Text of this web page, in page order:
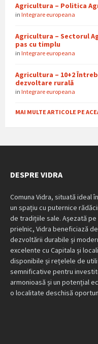
Agricultura – Politica
in Integrare europeana
Agricultura – Sectorul
pas cu timplu
in Integrare europeana
Agricultura – 10+2
dezvoltare rurală
in Integrare europeana
MAI MULTE ARTICOLE PE
DESPRE VIDRA
Comuna Vidra, situată ideal
un spațiu cu puternice
de tradițiile sale. Așezată pe
prielnic, Vidra beneficiază
dezvoltării durabile și
excelente cu Capitala și
disponibile și rețelele de
semnificative pentru
armonioasă și un potențial
o localitate deschisă